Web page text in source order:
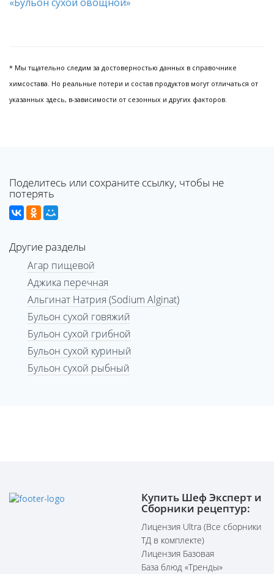
* Мы тщательно следим за достоверностью данных в справочнике
химсостава. Но реальные потери и состав продуктов могут отличаться от
указанных здесь, в-зависимости от сезонных и других факторов.
Поделитесь или сохраните ссылку, чтобы не
потерять
Другие разделы
Агар пищевой
Аджика перечная
Альгинат Натрия (Sodium Alginat)
Бульон сухой говяжий
Бульон сухой грибной
Бульон сухой куриный
Бульон сухой рыбный
Купить Шеф Эксперт и
Сборники рецептур:
Лицензия Ultra (Все сборники
ТД в комплекте)
Лицензия Базовая
База блюд «Тренды»